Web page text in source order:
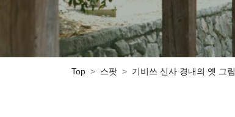
Top 스팟 기비쓰 신사 경내의 옛 그림